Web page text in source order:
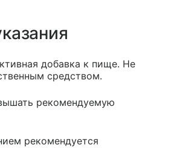
добавка к пище. Не
средством.
рекомендуемую
рекомендуется